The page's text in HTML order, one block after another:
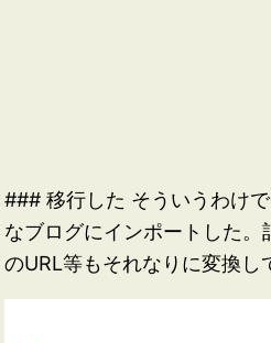
### 移行した そういうわけ
なブログにインポートした
のURL等もそれなりに変換し